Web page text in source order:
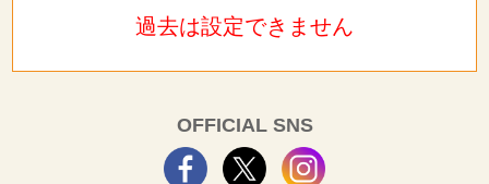
過去は設定できません
OFFICIAL SNS